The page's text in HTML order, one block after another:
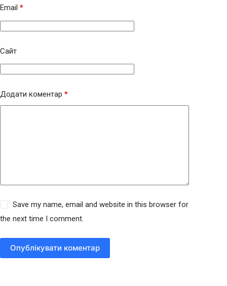
Email *
Сайт
Додати коментар *
Save my name, email and website in this browser for
the next time I comment.
Опублікувати коментар